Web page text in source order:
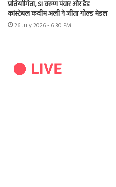
प्रतियोगिता, SI वरुण पंवार और हेड
कांस्टेबल कदीम अली ने जीता गोल्ड मेडल
26 July 2026 - 6:30 PM